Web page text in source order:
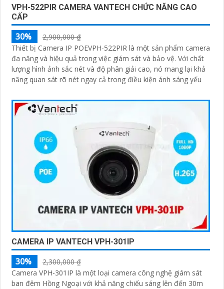
VPH-522PIR CAMERA VANTECH CHỨC NĂNG CAO
CẤP
30%
2,900,000 ₫
Thiết bị Camera IP POEVPH-522PIR là một sản phẩm camera
đa năng và hiệu quả trong việc giám sát và bảo vệ. Với chất
lượng hình ảnh sắc nét và độ phân giải cao, nó mang lại khả
năng quan sát rõ nét ngay cả trong điều kiện ánh sáng yếu
CAMERA IP VANTECH VPH-301IP
30%
2,300,000 ₫
Camera VPH-301IP là một loại camera công nghệ giám sát
ban đêm Hồng Ngoại với khả năng chiếu sáng lên đến 30m